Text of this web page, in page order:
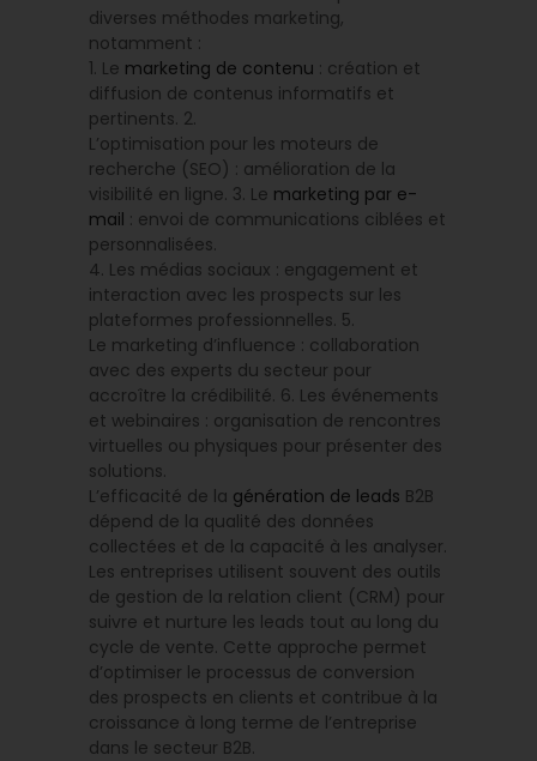
diverses méthodes marketing,
notamment :
1. Le marketing de contenu : création et
diffusion de contenus informatifs et
pertinents. 2.
L’optimisation pour les moteurs de
recherche (SEO) : amélioration de la
visibilité en ligne. 3. Le marketing par e-
mail : envoi de communications ciblées et
personnalisées.
4. Les médias sociaux : engagement et
interaction avec les prospects sur les
plateformes professionnelles. 5.
Le marketing d’influence : collaboration
avec des experts du secteur pour
accroître la crédibilité. 6. Les événements
et webinaires : organisation de rencontres
virtuelles ou physiques pour présenter des
solutions.
L’efficacité de la génération de leads B2B
dépend de la qualité des données
collectées et de la capacité à les analyser.
Les entreprises utilisent souvent des outils
de gestion de la relation client (CRM) pour
suivre et nurture les leads tout au long du
cycle de vente. Cette approche permet
d’optimiser le processus de conversion
des prospects en clients et contribue à la
croissance à long terme de l’entreprise
dans le secteur B2B.